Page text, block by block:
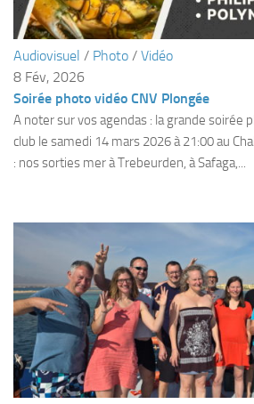
Encadrement
Historique
ECOLE DE PLONGEE
Jeune plongeur
Plongeur N3
Maintien des acquis
Guide de palanquée N4
Initiateur
Moniteur Fédéral
Organisation
Audiovisuel / Photo / Vidéo
8 Fév, 2026
Soirée photo vidéo CNV Plongée
A noter sur vos agendas : la grande soirée
club le samedi 14 mars 2026 à 21:00 au
: nos sorties mer à Trebeurden, à Safaga,...